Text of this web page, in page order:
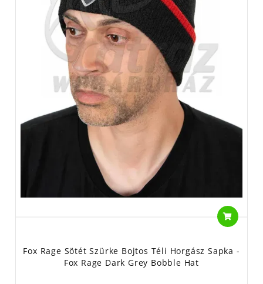
Fox Rage Sötét Szürke Bojtos Téli Horgász Sapka -
Fox Rage Dark Grey Bobble Hat